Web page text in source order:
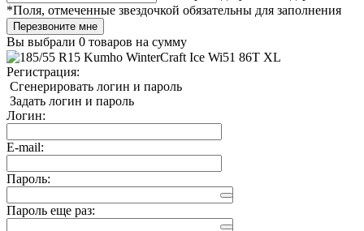
*Поля, отмеченные звездочкой обязательны для заполнения
Перезвоните мне
Вы выбрали 0 товаров на сумму
Регистрация:
Сгенерировать логин и пароль
Задать логин и пароль
Логин:
E-mail:
Пароль:
Пароль еще раз: